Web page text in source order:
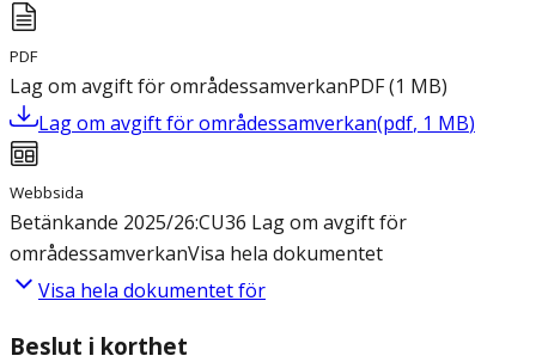
PDF
Lag om avgift för områdessamverkanPDF(1 MB)
Lag om avgift för områdessamverkan(pdf, 1 MB)
Webbsida
Betänkande 2025/26:CU36 Lag om avgift för
områdessamverkanVisa hela dokumentet
Visa hela dokumentet för
Beslut i korthet